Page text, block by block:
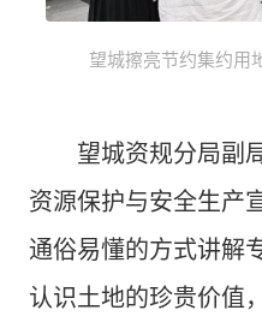
望城擦亮节约集约用
望城资规分局副局
资源保护与安全生产
通俗易懂的方式讲解
认识土地的珍贵价值